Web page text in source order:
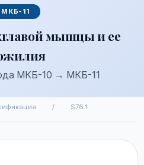
МКБ-11
мышцы и ее
МКБ-10 → МКБ-11
/ S76.1